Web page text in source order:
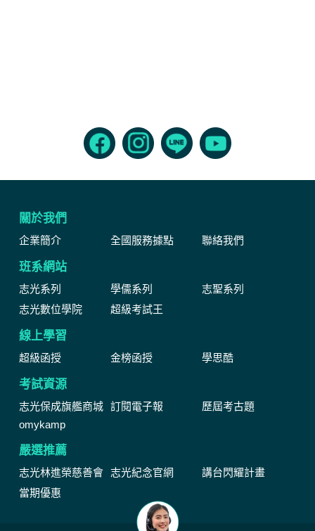
關於我們
企業簡介 全國服務據點 聯絡我們
班系網站
志光系列 學儒系列
志聖系列
志光數位學院
超級考試王
線上學習
超級函授 金榜函授 學思酷
考試資源
志光保成旗艦商城 訂閱電子報
歷屆考古題
omykamp
嚴選推薦
志光林進榮慈善會 志光紀念官網
講台閃耀計畫
當期優惠